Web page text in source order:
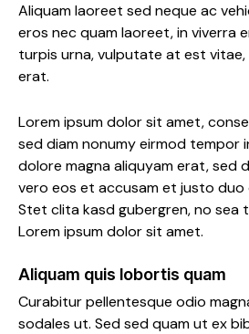
Aliquam laoreet sed neque ac
eros nec quam laoreet, in viverra
turpis urna, vulputate at est
erat.
Lorem ipsum dolor sit amet,
sed diam nonumy eirmod tempor
dolore magna aliquyam erat, sed
vero eos et accusam et justo duo
Stet clita kasd gubergren, no sea
Lorem ipsum dolor sit amet.
Aliquam quis lobortis quam
Curabitur pellentesque odio
sodales ut. Sed sed quam ut ex